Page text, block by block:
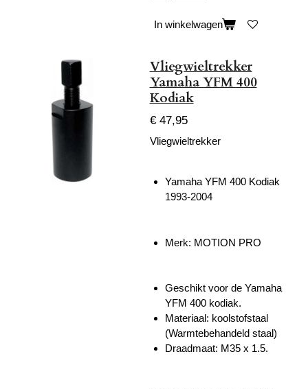
In winkelwagen
Vliegwieltrekker
Yamaha YFM 400
Kodiak
€ 47,95
Vliegwieltrekker
Yamaha YFM 400 Kodiak
1993-2004
Merk: MOTION PRO
Geschikt voor de Yamaha
YFM 400 kodiak.
Materiaal: koolstofstaal
(Warmtebehandeld staal)
Draadmaat: M35 x 1.5.